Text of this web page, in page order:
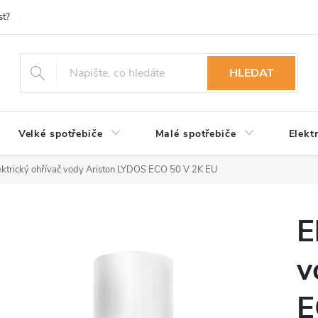
HLEDAT
Velké spotřebiče Malé spotřebiče
ohřívač vody Ariston LYDOS ECO 50 V 2K EU